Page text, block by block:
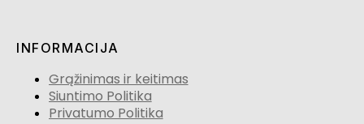
INFORMACIJA
Grąžinimas ir keitimas
Siuntimo Politika
Privatumo Politika